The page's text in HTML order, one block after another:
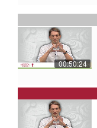
00:50:24